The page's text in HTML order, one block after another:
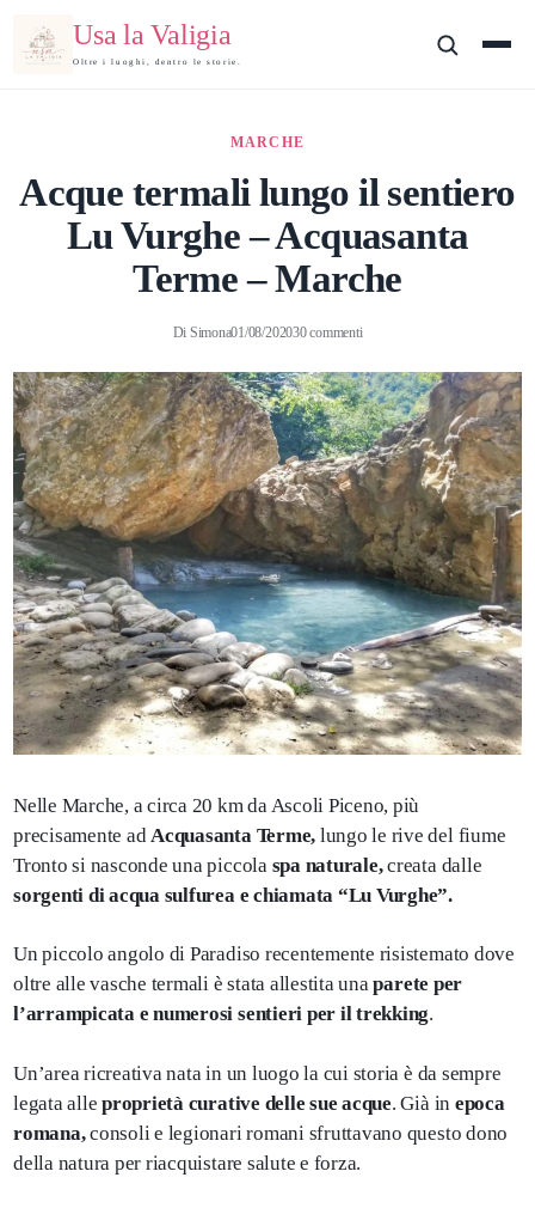
Usa la Valigia
Oltre i luoghi, dentro le storie.
MARCHE
Acque termali lungo il sentiero
Lu Vurghe – Acquasanta
Terme – Marche
Di Simona01/08/202030 commenti
Nelle Marche, a circa 20 km da Ascoli Piceno, più
precisamente ad Acquasanta Terme, lungo le rive del fiume
Tronto si nasconde una piccola spa naturale,creata dalle
sorgenti di acqua sulfurea e chiamata “Lu Vurghe”.
Un piccolo angolo di Paradiso recentemente risistemato dove
oltre alle vasche termali è stata allestita unaparete per
l’arrampicata e numerosi sentieri per il trekking.
Un’area ricreativa nata in un luogo la cui storia è da sempre
legata alleproprietà curative delle sue acque. Già in epoca
romana,consoli e legionari romani sfruttavano questo dono
della natura per riacquistare salute e forza.